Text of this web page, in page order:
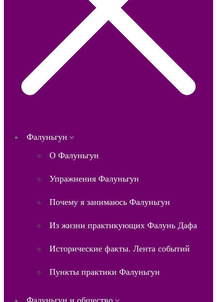
Фалуньгун
О Фалуньгун
Упражнения Фалуньгун
Почему я занимаюсь Фалуньгун
Из жизни практикующих Фалунь Дафа
Исторические факты. Лента событий
Пункты практики Фалуньгун